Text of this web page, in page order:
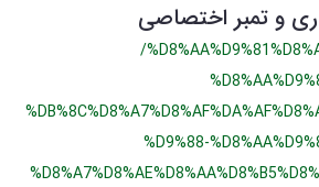
و تمبر اختصاصی
/
%D9%88-